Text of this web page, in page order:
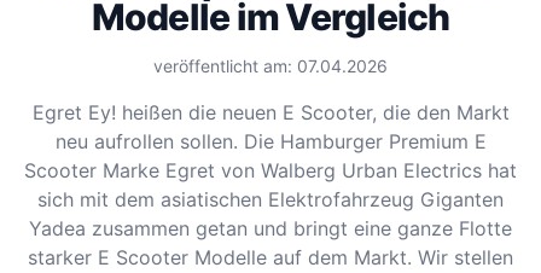
Modelle im Vergleich
veröffentlicht am: 07.04.2026
Egret Ey! heißen die neuen E Scooter, die den Markt
neu aufrollen sollen. Die Hamburger Premium E
Scooter Marke Egret von Walberg Urban Electrics hat
sich mit dem asiatischen Elektrofahrzeug Giganten
Yadea zusammen getan und bringt eine ganze Flotte
starker E Scooter Modelle auf dem Markt. Wir stellen